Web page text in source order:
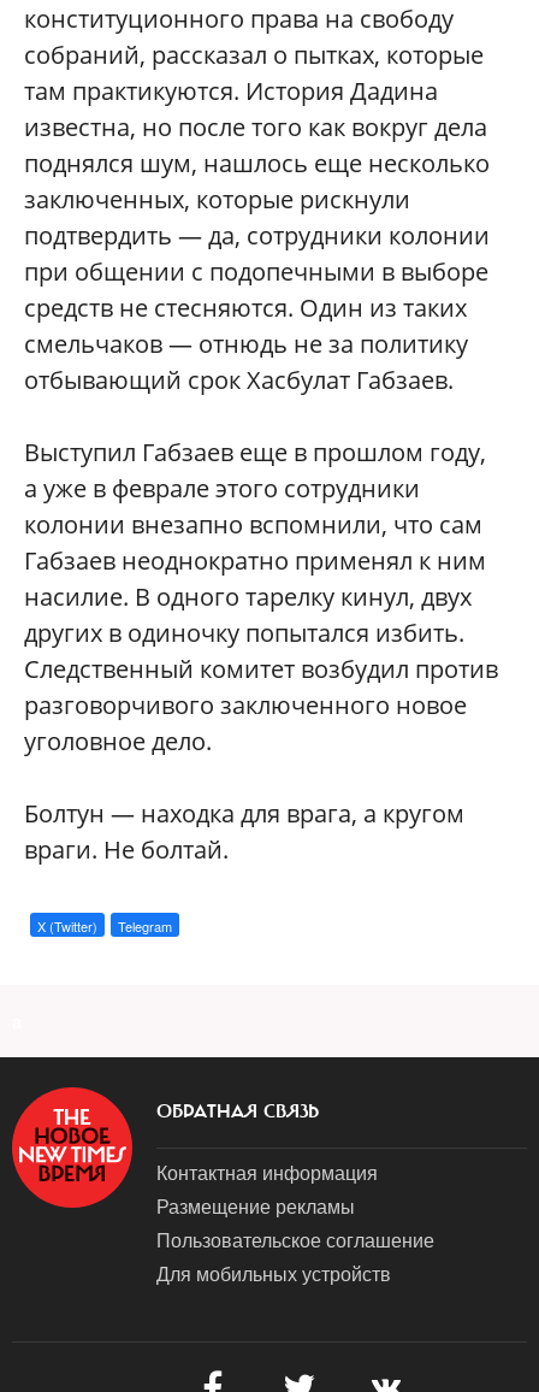
конституционного права на свободу
собраний, рассказал о пытках, которые
там практикуются. История Дадина
известна, но после того как вокруг дела
поднялся шум, нашлось еще несколько
заключенных, которые рискнули
подтвердить — да, сотрудники колонии
при общении с подопечными в выборе
средств не стесняются. Один из таких
смельчаков — отнюдь не за политику
отбывающий срок Хасбулат Габзаев.
Выступил Габзаев еще в прошлом году,
а уже в феврале этого сотрудники
колонии внезапно вспомнили, что сам
Габзаев неоднократно применял к ним
насилие. В одного тарелку кинул, двух
других в одиночку попытался избить.
Следственный комитет возбудил против
разговорчивого заключенного новое
уголовное дело.
Болтун — находка для врага, а кругом
враги. Не болтай.
X (Twitter) Telegram
ОБРАТНАЯ СВЯЗЬ
Контактная информация
Размещение рекламы
Пользовательское соглашение
Для мобильных устройств